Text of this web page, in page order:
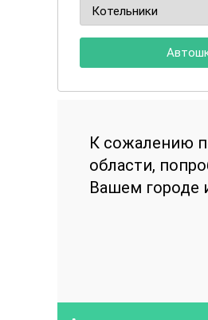
К сожалению
области,
Вашем городе